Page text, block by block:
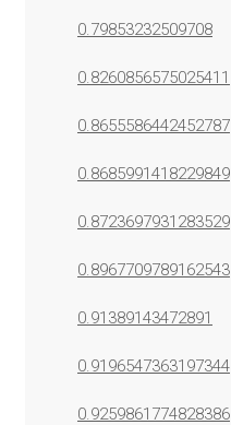
0.79853232509708
0.8260856575025411
0.8655586442452787
0.8685991418229849
0.8723697931283529
0.8967709789162543
0.91389143472891
0.9196547363197344
0.9259861774828386